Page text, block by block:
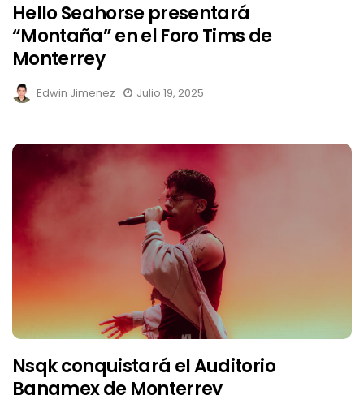
Hello Seahorse presentará
“Montaña” en el Foro Tims de
Monterrey
Edwin Jimenez Julio 19, 2025
Nsqk conquistará el Auditorio
Banamex de Monterrey